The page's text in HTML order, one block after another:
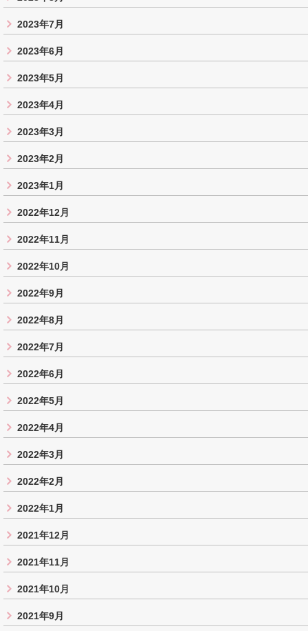
2023年7月
2023年6月
2023年5月
2023年4月
2023年3月
2023年2月
2023年1月
2022年12月
2022年11月
2022年10月
2022年9月
2022年8月
2022年7月
2022年6月
2022年5月
2022年4月
2022年3月
2022年2月
2022年1月
2021年12月
2021年11月
2021年10月
2021年9月